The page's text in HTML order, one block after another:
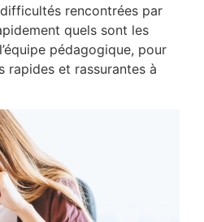
rencontrées par
quels sont les
pédagogique, pour
rapides et rassurantes à